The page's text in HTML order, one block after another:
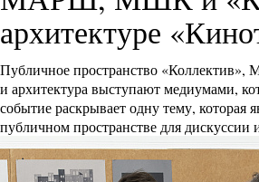
архитектуре
Публичное пространство
и архитектура выступают медиумами,
событие раскрывает одну тему,
публичном пространстве для дискуссии